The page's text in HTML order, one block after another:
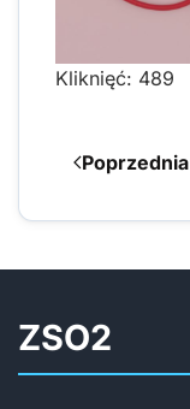
Kliknięć: 489
Poprzednia
ZSO2